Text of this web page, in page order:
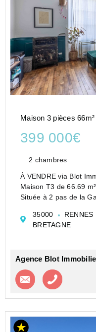
Maison 3 pièces
399 000€
2 chambres
À VENDRE via Blot
Maison T3 de 66.69 m²
Située à 2 pas de la
d'environ 67 m²
niveaux avec une
35000 RENNES
BRETAGNE
Agence Blot
Contacter